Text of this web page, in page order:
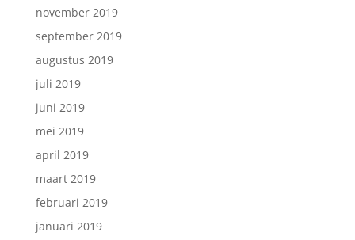
november 2019
september 2019
augustus 2019
juli 2019
juni 2019
mei 2019
april 2019
maart 2019
februari 2019
januari 2019